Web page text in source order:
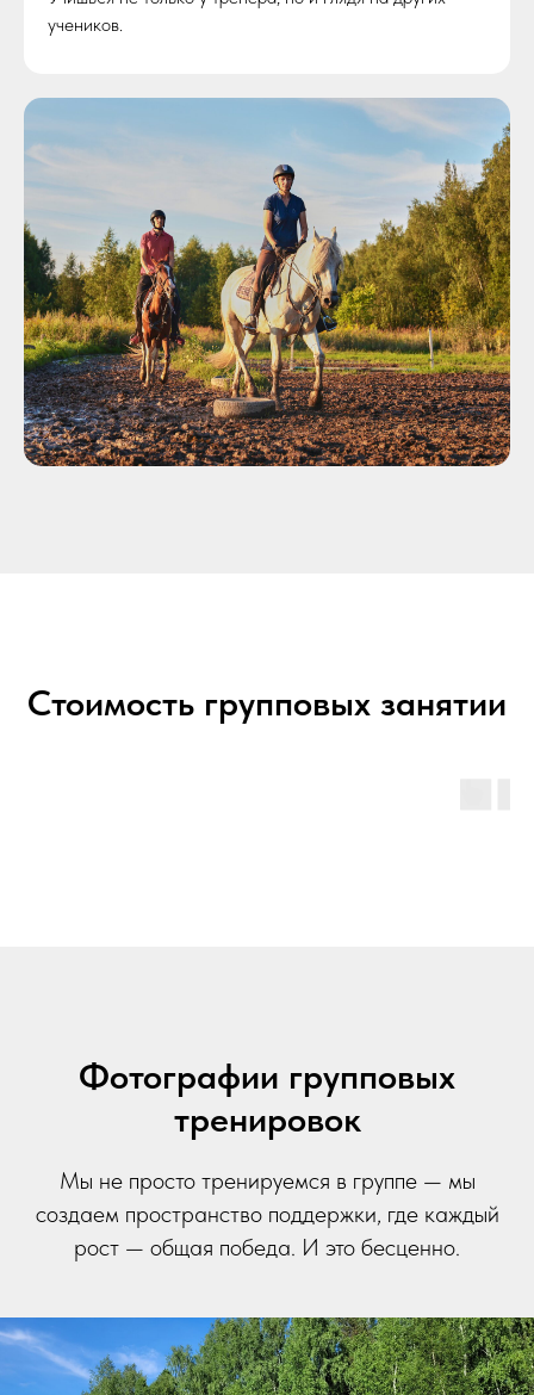
учеников.
Стоимость групповых занятии
Фотографии групповых
тренировок
Мы не просто тренируемся в группе — мы
создаем пространство поддержки, где каждый
рост — общая победа. И это бесценно.